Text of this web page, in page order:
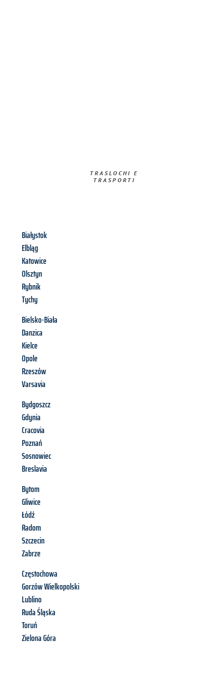
TRASLOCHI E
TRASPORTI​
Białystok
Elbląg
Katowice
Olsztyn
Rybnik
Tychy
Bielsko-Biała
Danzica
Kielce
Opole
Rzeszów
Varsavia
Bydgoszcz
Gdynia
Cracovia
Poznań
Sosnowiec
Breslavia
Bytom
Gliwice
Łódź
Radom
Szczecin
Zabrze
Częstochowa
Gorzów Wielkopolski
Lublino
Ruda Śląska
Toruń
Zielona Góra